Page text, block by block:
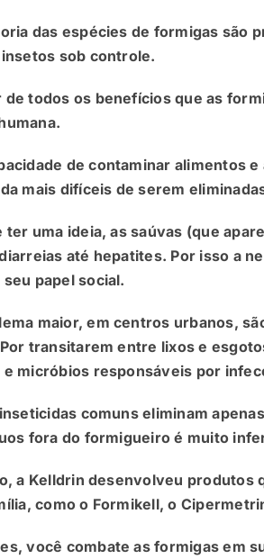
das espécies de formigas são
sob controle.
de todos os benefícios que as
de contaminar alimentos
mais difíceis de serem
ter uma ideia, as saúvas (que
até hepatites. Por isso a
papel social.
maior, em centros urbanos,
transitarem entre lixos e
micróbios responsáveis por
comuns eliminam
fora do formigueiro é muito
a Kelldrin desenvolveu
como o Formikell, o
você combate as formigas em